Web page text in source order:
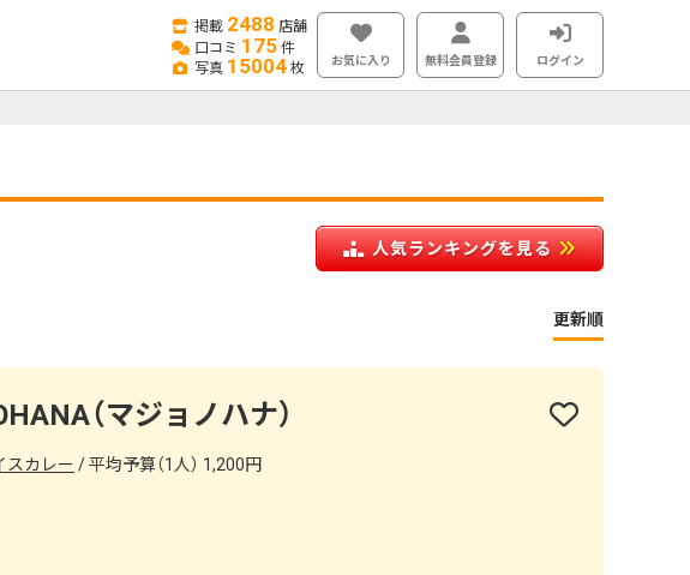
掲載 2488 店舗
口コミ 175 件
写真 15004 枚 お気に入り 無料会員登録 ログイン
人気ランキングを見る
更新順
（マジョノハナ）
スカレー 平均予算（1人） 1,200円